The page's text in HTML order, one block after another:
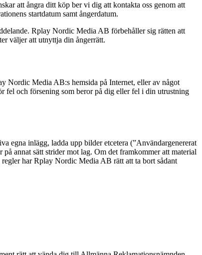
att ångra ditt köp ber vi dig att kontakta oss genom att
startdatum samt ångerdatum.
Rplay Nordic Media AB förbehåller sig rätten att
väljer att utnyttja din ångerrätt.
Nordic Media AB:s hemsida på Internet, eller av något
fel och försening som beror på dig eller fel i din utrustning
egna inlägg, ladda upp bilder etcetera (”Användargenererat
annat sätt strider mot lag. Om det framkommer att material
har Rplay Nordic Media AB rätt att ta bort sådant